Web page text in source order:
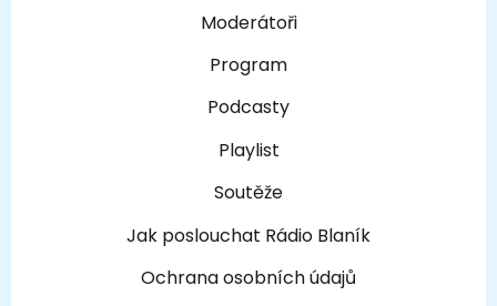
Moderátoři
Program
Podcasty
Playlist
Soutěže
Jak poslouchat Rádio Blaník
Ochrana osobních údajů